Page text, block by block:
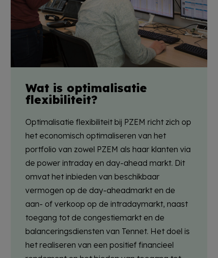
Wat is optimalisatie
flexibiliteit?
Optimalisatie flexibiliteit bij PZEM richt zich op
het economisch optimaliseren van het
portfolio van zowel PZEM als haar klanten via
de power intraday en day-ahead markt. Dit
omvat het inbieden van beschikbaar
vermogen op de day-aheadmarkt en de
aan- of verkoop op de intradaymarkt, naast
toegang tot de congestiemarkt en de
balanceringsdiensten van Tennet. Het doel is
het realiseren van een positief financieel